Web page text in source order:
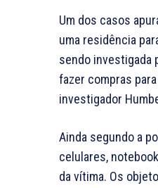
Um dos casos
uma residência
sendo investigada
fazer compras
investigador
Ainda segundo a
celulares,
da vítima. Os